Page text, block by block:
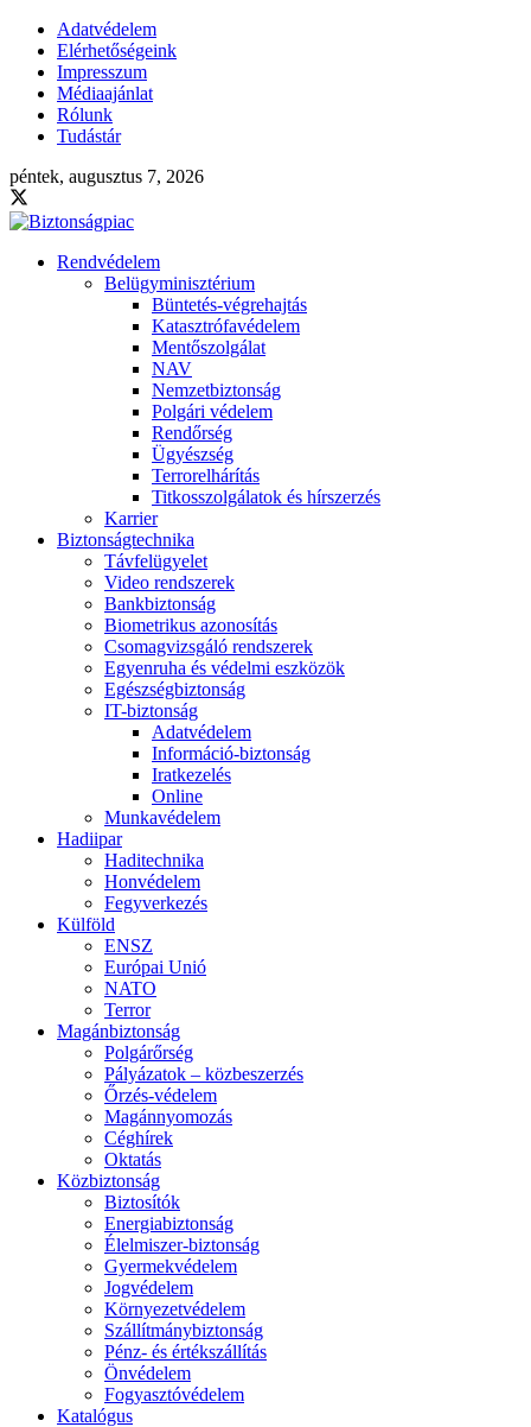
Adatvédelem
Elérhetőségeink
Impresszum
Médiaajánlat
Rólunk
Tudástár
péntek, augusztus 7, 2026
Rendvédelem
Belügyminisztérium
Büntetés-végrehajtás
Katasztrófavédelem
Mentőszolgálat
NAV
Nemzetbiztonság
Polgári védelem
Rendőrség
Ügyészség
Terrorelhárítás
Titkosszolgálatok és hírszerzés
Karrier
Biztonságtechnika
Távfelügyelet
Video rendszerek
Bankbiztonság
Biometrikus azonosítás
Csomagvizsgáló rendszerek
Egyenruha és védelmi eszközök
Egészségbiztonság
IT-biztonság
Adatvédelem
Információ-biztonság
Iratkezelés
Online
Munkavédelem
Hadiipar
Haditechnika
Honvédelem
Fegyverkezés
Külföld
ENSZ
Európai Unió
NATO
Terror
Magánbiztonság
Polgárőrség
Pályázatok – közbeszerzés
Őrzés-védelem
Magánnyomozás
Céghírek
Oktatás
Közbiztonság
Biztosítók
Energiabiztonság
Élelmiszer-biztonság
Gyermekvédelem
Jogvédelem
Környezetvédelem
Szállítmánybiztonság
Pénz- és értékszállítás
Önvédelem
Fogyasztóvédelem
Katalógus